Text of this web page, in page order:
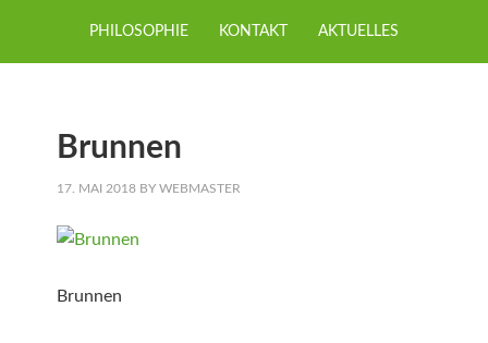
PHILOSOPHIE KONTAKT AKTUELLES
Brunnen
17. MAI 2018 BYWEBMASTER
Brunnen